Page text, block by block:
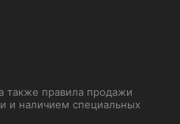
также правила продажи
и наличием специальных